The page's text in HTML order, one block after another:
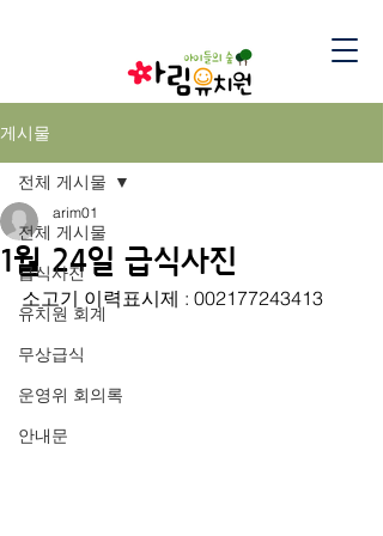
게시물
전체 게시물
급식사진
유치원 회계
무상급식
운영위 회의록
안내문
전체 게시물
1월 24일 급식사진
arim01
소고기 이력표시제 : 002177243413